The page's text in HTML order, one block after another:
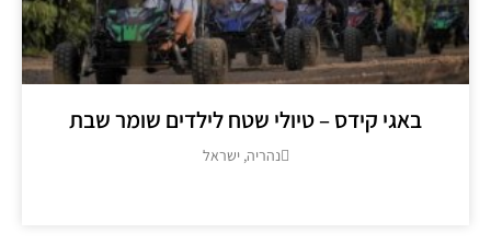
באגי קידס – טיולי שטח לילדים שומר שבת
נהריה, ישראל